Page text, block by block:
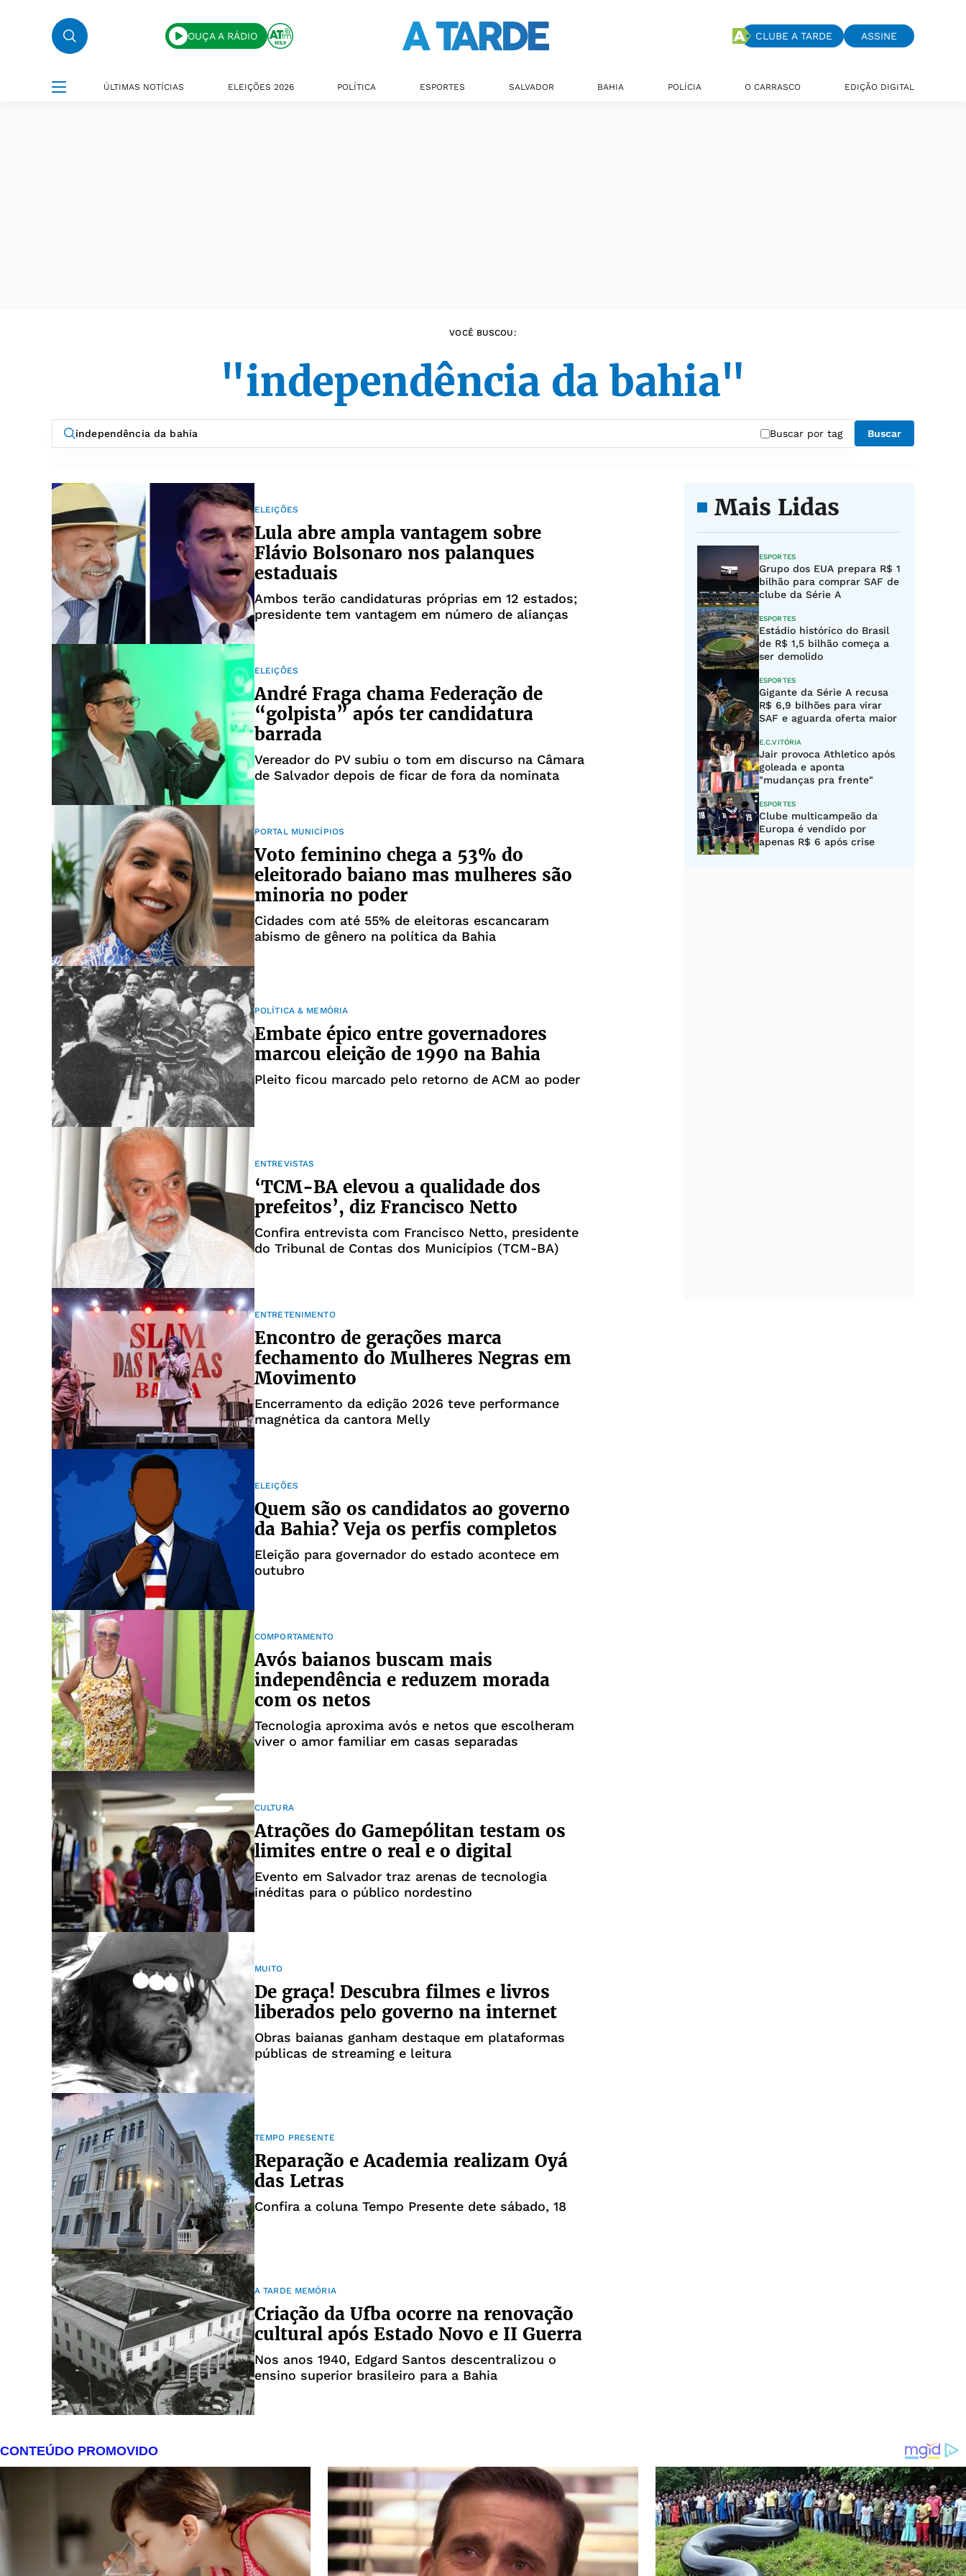
OUÇA A RÁDIO CLUBE A TARDE ASSINE
ÚLTIMAS NOTÍCIAS ELEIÇÕES 2026 POLÍTICA ESPORTES SALVADOR BAHIA POLÍCIA O CARRASCO EDIÇÃO DIGITAL
VOCÊ BUSCOU:
"independência da bahia"
Buscar por tag Buscar
ELEIÇÕES
Lula abre ampla vantagem sobre
Flávio Bolsonaro nos palanques
estaduais
Ambos terão candidaturas próprias em 12 estados;
presidente tem vantagem em número de alianças
ELEIÇÕES
André Fraga chama Federação de
“golpista” após ter candidatura
barrada
Vereador do PV subiu o tom em discurso na Câmara
de Salvador depois de ficar de fora da nominata
PORTAL MUNICÍPIOS
Voto feminino chega a 53% do
eleitorado baiano mas mulheres são
minoria no poder
Cidades com até 55% de eleitoras escancaram
abismo de gênero na política da Bahia
POLÍTICA & MEMÓRIA
Embate épico entre governadores
marcou eleição de 1990 na Bahia
Pleito ficou marcado pelo retorno de ACM ao poder
ENTREVISTAS
‘TCM-BA elevou a qualidade dos
prefeitos’, diz Francisco Netto
Confira entrevista com Francisco Netto, presidente
do Tribunal de Contas dos Municípios (TCM-BA)
ENTRETENIMENTO
Encontro de gerações marca
fechamento do Mulheres Negras em
Movimento
Encerramento da edição 2026 teve performance
magnética da cantora Melly
ELEIÇÕES
Quem são os candidatos ao governo
da Bahia? Veja os perfis completos
Eleição para governador do estado acontece em
outubro
COMPORTAMENTO
Avós baianos buscam mais
independência e reduzem morada
com os netos
Tecnologia aproxima avós e netos que escolheram
viver o amor familiar em casas separadas
CULTURA
Atrações do Gamepólitan testam os
limites entre o real e o digital
Evento em Salvador traz arenas de tecnologia
inéditas para o público nordestino
MUITO
De graça! Descubra filmes e livros
liberados pelo governo na internet
Obras baianas ganham destaque em plataformas
públicas de streaming e leitura
TEMPO PRESENTE
Reparação e Academia realizam Oyá
das Letras
Confira a coluna Tempo Presente dete sábado, 18
A TARDE MEMÓRIA
Criação da Ufba ocorre na renovação
cultural após Estado Novo e II Guerra
Nos anos 1940, Edgard Santos descentralizou o
ensino superior brasileiro para a Bahia
Mais Lidas
ESPORTES
Grupo dos EUA prepara R$ 1
bilhão para comprar SAF de
clube da Série A
ESPORTES
Estádio histórico do Brasil
de R$ 1,5 bilhão começa a
ser demolido
ESPORTES
Gigante da Série A recusa
R$ 6,9 bilhões para virar
SAF e aguarda oferta maior
E.C.VITÓRIA
Jair provoca Athletico após
goleada e aponta
"mudanças pra frente"
ESPORTES
Clube multicampeão da
Europa é vendido por
apenas R$ 6 após crise